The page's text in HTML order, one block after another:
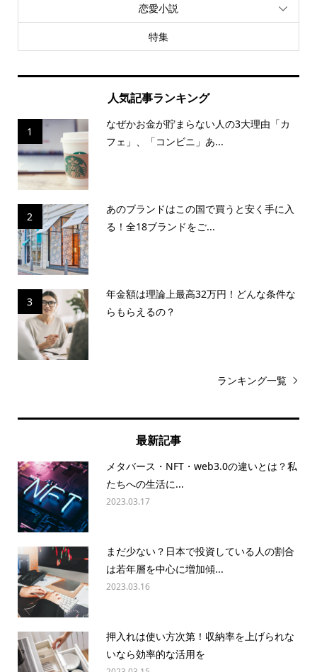
恋愛小説
特集
人気記事ランキング
1
なぜかお金が貯まらない人の3大理由「カ
フェ」、「コンビニ」あ...
2
あのブランドはこの国で買うと安く手に入
る！全18ブランドをご...
3
年金額は理論上最高32万円！どんな条件な
らもらえるの？
ランキング一覧
最新記事
メタバース・NFT・web3.0の違いとは？私
たちへの生活に...
2023.03.17
まだ少ない？日本で投資している人の割合
は若年層を中心に増加傾...
2023.03.16
押入れは使い方次第！収納率を上げられな
いなら効率的な活用を